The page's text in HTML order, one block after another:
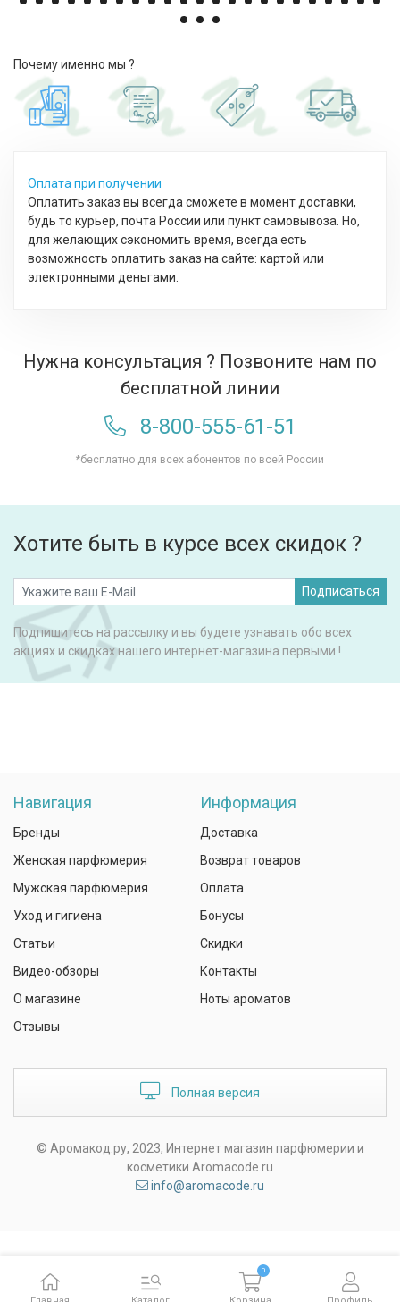
Почему именно мы ?
Оплата при получении
Оплатить заказ вы всегда сможете в момент доставки,
будь то курьер, почта России или пункт самовывоза. Но,
для желающих сэкономить время, всегда есть
возможность оплатить заказ на сайте: картой или
электронными деньгами.
Нужна консультация ? Позвоните нам по
бесплатной линии
8-800-555-61-51
*бесплатно для всех абонентов по всей России
Хотите быть в курсе всех скидок ?
Подписаться
Подпишитесь на рассылку и вы будете узнавать обо всех
акциях и скидках нашего интернет-магазина первыми !
Навигация
Бренды
Женская парфюмерия
Мужская парфюмерия
Уход и гигиена
Статьи
Видео-обзоры
О магазине
Отзывы
Информация
Доставка
Возврат товаров
Оплата
Бонусы
Скидки
Контакты
Ноты ароматов
Полная версия
© Аромакод.ру, 2023, Интернет магазин парфюмерии и
косметики Aromacode.ru
info@aromacode.ru
0